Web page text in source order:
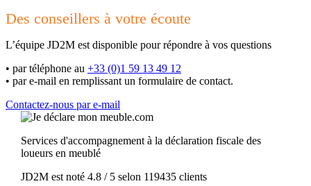
Des conseillers à votre écoute
L’équipe JD2M est disponible pour répondre à vos questions
• par téléphone au +33 (0)1 59 13 49 12
• par e-mail en remplissant un formulaire de contact.
Contactez-nous par e-mail
Services d'accompagnement à la déclaration fiscale des
loueurs en meublé
JD2M est noté4.8 / 5 selon 119435 clients